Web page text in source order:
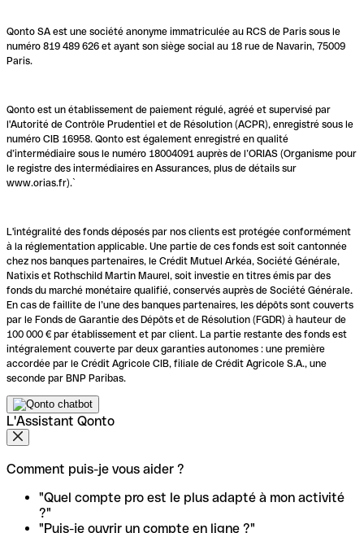
Qonto SA est une société anonyme immatriculée au RCS de Paris sous le
numéro 819 489 626 et ayant son siège social au 18 rue de Navarin, 75009
Paris.
Qonto est un établissement de paiement régulé, agréé et supervisé par
l'Autorité de Contrôle Prudentiel et de Résolution (ACPR), enregistré sous le
numéro CIB 16958. Qonto est également enregistré en qualité
d’intermédiaire sous le numéro 18004091 auprès de l’ORIAS (Organisme pour
le registre des intermédiaires en Assurances, plus de détails sur
www.orias.fr).`
L'intégralité des fonds déposés par nos clients est protégée conformément
à la réglementation applicable. Une partie de ces fonds est soit cantonnée
chez nos banques partenaires, le Crédit Mutuel Arkéa, Société Générale,
Natixis et Rothschild Martin Maurel, soit investie en titres émis par des
fonds du marché monétaire qualifié, conservés auprès de Société Générale.
En cas de faillite de l’une des banques partenaires, les dépôts sont couverts
par le Fonds de Garantie des Dépôts et de Résolution (FGDR) à hauteur de
100 000 € par établissement et par client. La partie restante des fonds est
intégralement couverte par deux garanties autonomes : une première
accordée par le Crédit Agricole CIB, filiale de Crédit Agricole S.A., une
seconde par BNP Paribas.
L'Assistant Qonto
Comment puis-je vous aider ?
"Quel compte pro est le plus adapté à mon activité
?"
"Puis-je ouvrir un compte en ligne ?"